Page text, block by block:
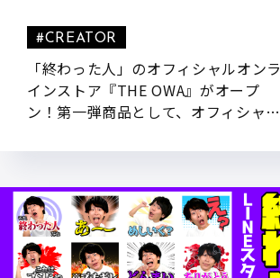
「終わった人」のオフィシャルオンラ
インストア『THE OWA』がオープ
ン！第一弾商品として、オフィシャル
#CREATOR